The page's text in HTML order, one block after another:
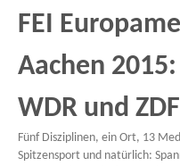
FEI
Aachen
WDR und
Fünf Disziplinen, ein Ort, 13
Spitzensport und natürlich: